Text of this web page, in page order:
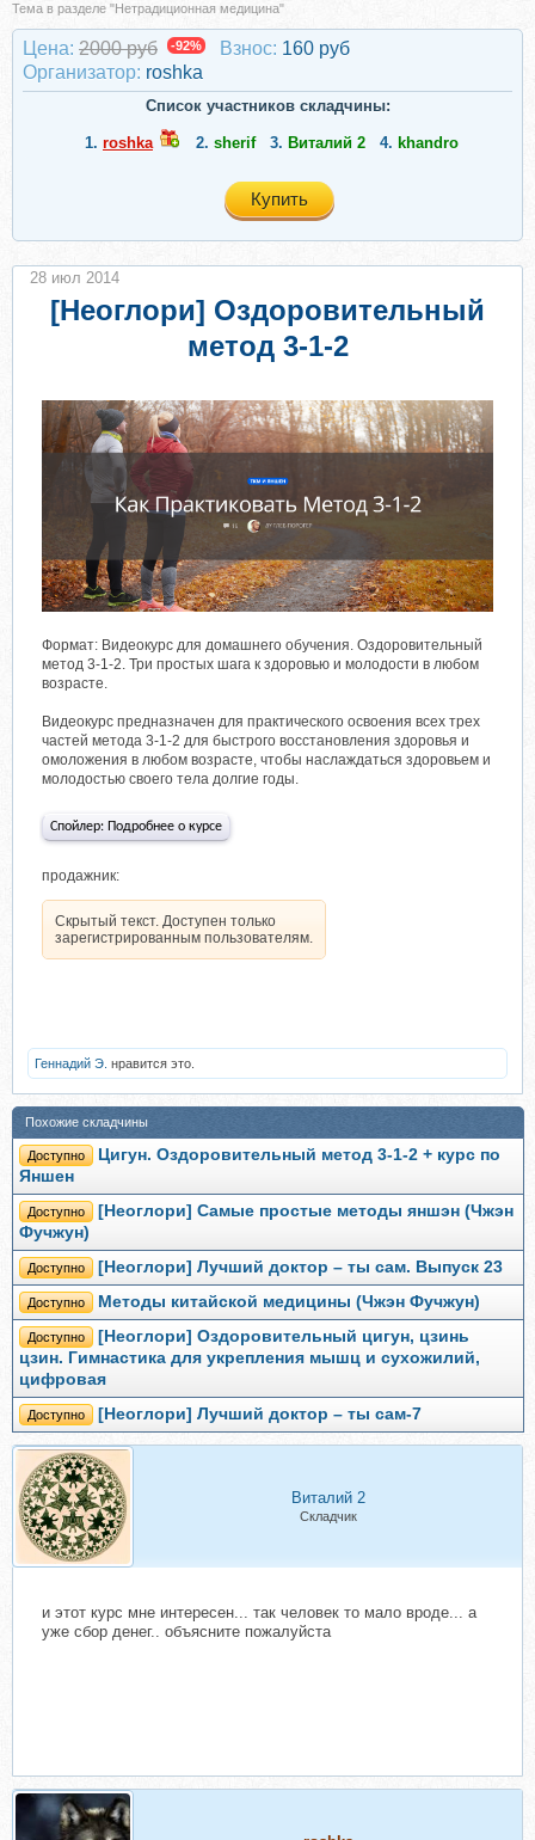
Тема в разделе "Нетрадиционная медицина"
Цена: 2000 руб -92% Взнос: 160 руб
Организатор: roshka
Список участников складчины:
1. roshka 2. sherif 3. Виталий 2 4. khandro
Купить
[Неоглори] Оздоровительный
метод 3-1-2
Формат: Видеокурс для домашнего обучения. Оздоровительный
метод 3-1-2. Три простых шага к здоровью и молодости в любом
возрасте.
Видеокурс предназначен для практического освоения всех трех
частей метода 3-1-2 для быстрого восстановления здоровья и
омоложения в любом возрасте, чтобы наслаждаться здоровьем и
молодостью своего тела долгие годы.
Спойлер: Подробнее о курсе
продажник:
Скрытый текст. Доступен только
зарегистрированным пользователям.
28 июл 2014
Геннадий Э. нравится это.
Похожие складчины
Доступно
Цигун. Оздоровительный метод 3-1-2 + курс по
Яншен
Доступно
[Неоглори] Самые простые методы яншэн (Чжэн
Фучжун)
Доступно [Неоглори] Лучший доктор – ты сам. Выпуск 23
Доступно Методы китайской медицины (Чжэн Фучжун)
Доступно
[Неоглори] Оздоровительный цигун, цзинь
цзин. Гимнастика для укрепления мышц и сухожилий,
цифровая
Доступно [Неоглори] Лучший доктор – ты сам-7
Виталий 2
Складчик
и этот курс мне интересен... так человек то мало вроде... а
уже сбор денег.. объясните пожалуйста